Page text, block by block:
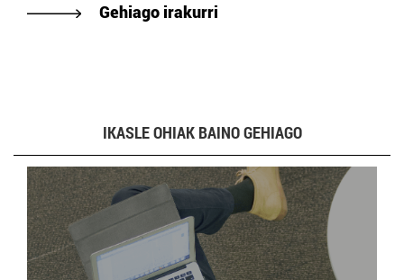
Gehiago irakurri
IKASLE OHIAK BAINO GEHIAGO